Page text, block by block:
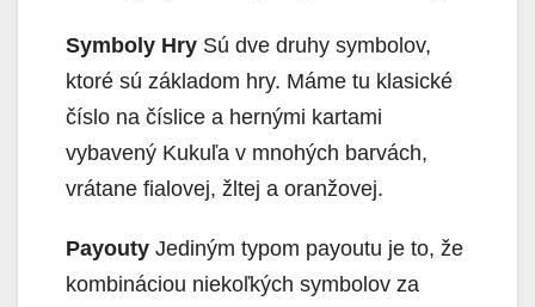
Symboly Hry Sú dve druhy symbolov,
ktoré sú základom hry. Máme tu klasické
číslo na číslice a hernými kartami
vybavený Kukuľa v mnohých barvách,
vrátane fialovej, žltej a oranžovej.
Payouty Jediným typom payoutu je to, že
kombináciou niekoľkých symbolov za